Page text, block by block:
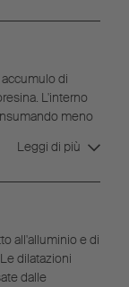
di
L'interno
meno
Leggi di più
all'alluminio e di
dilatazioni
dalle